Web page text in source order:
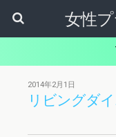
女性
2014年2月1日
リビングダ